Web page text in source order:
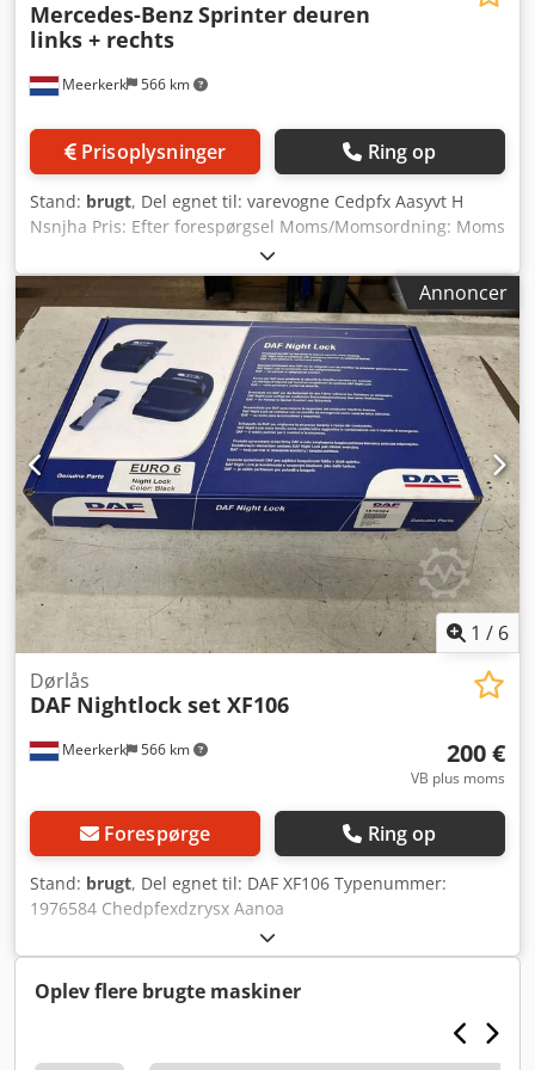
Meerkerk 566 km
Mercedes-BenzSprinter deuren
links + rechts
Prisoplysninger Ring op
Stand: brugt, Del egnet til: varevogne Cedpfx Aasyvt H
Nsnjha Pris: Efter forespørgsel Moms/Momsordning: Moms
Annoncer
1 / 6
Meerkerk 566 km
Dørlås
DAF Nightlock set XF106
200 €
VB plus moms
Forespørge Ring op
Stand: brugt, Del egnet til: DAF XF106 Typenummer:
1976584 Chedpfexdzrysx Aanoa
Oplev flere brugte maskiner